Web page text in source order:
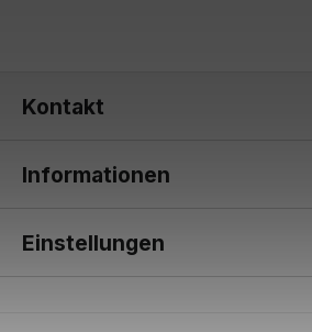
Kontakt
Informationen
Einstellungen